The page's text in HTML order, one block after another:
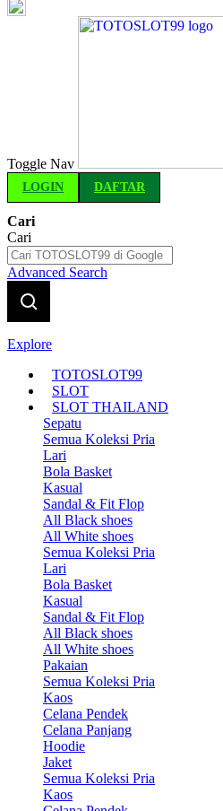
Toggle Nav
LOGIN DAFTAR
Cari
Cari
Advanced Search
Explore
TOTOSLOT99
SLOT
SLOT THAILAND
Sepatu
Semua Koleksi Pria
Lari
Bola Basket
Kasual
Sandal & Fit Flop
All Black shoes
All White shoes
Semua Koleksi Pria
Lari
Bola Basket
Kasual
Sandal & Fit Flop
All Black shoes
All White shoes
Pakaian
Semua Koleksi Pria
Kaos
Celana Pendek
Celana Panjang
Hoodie
Jaket
Semua Koleksi Pria
Kaos